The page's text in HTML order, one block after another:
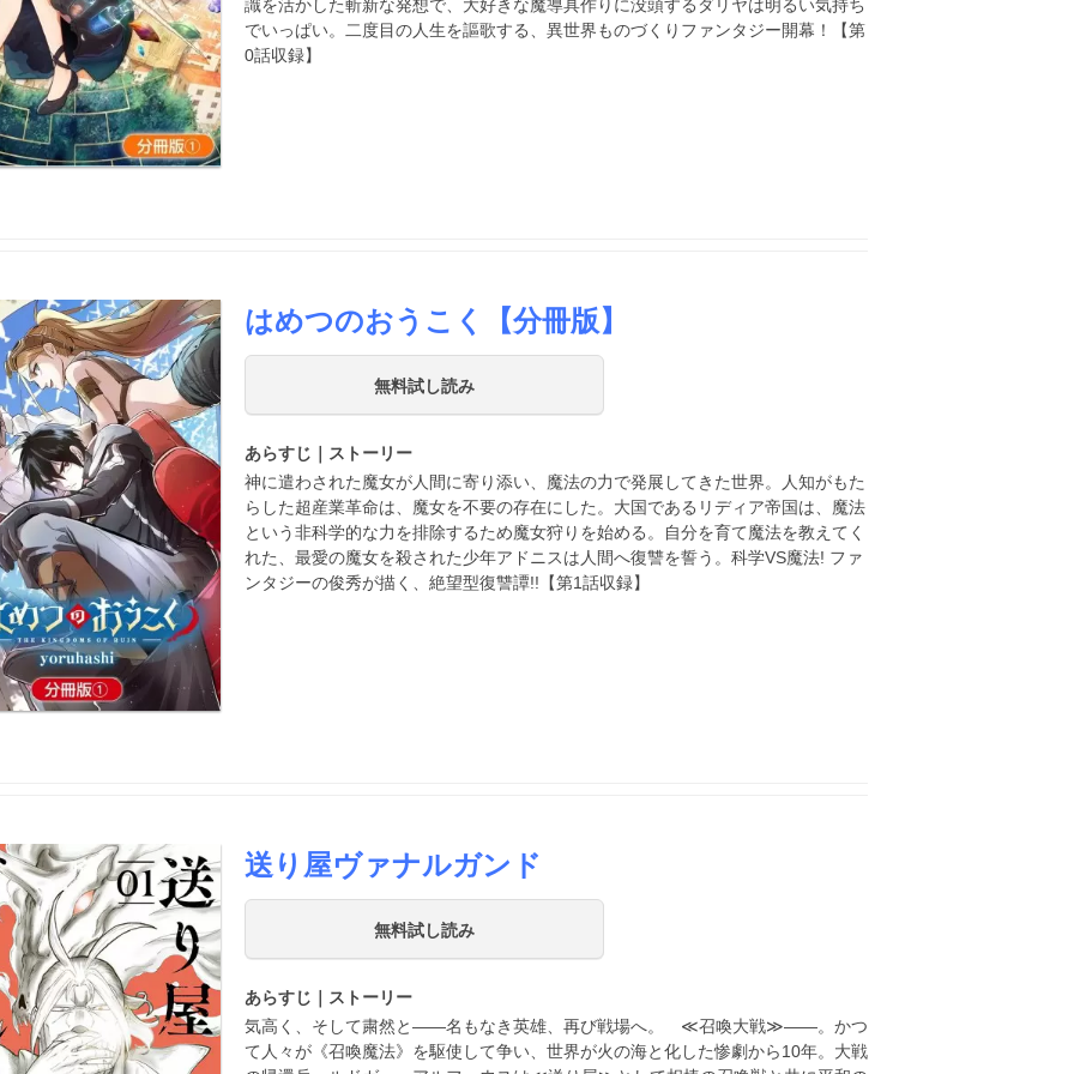
識を活かした斬新な発想で、大好きな魔導具作りに没頭するダリヤは明るい気持ち
でいっぱい。二度目の人生を謳歌する、異世界ものづくりファンタジー開幕！【第
0話収録】
はめつのおうこく【分冊版】
無料試し読み
あらすじ｜ストーリー
神に遣わされた魔女が人間に寄り添い、魔法の力で発展してきた世界。人知がもた
らした超産業革命は、魔女を不要の存在にした。大国であるリディア帝国は、魔法
という非科学的な力を排除するため魔女狩りを始める。自分を育て魔法を教えてく
れた、最愛の魔女を殺された少年アドニスは人間へ復讐を誓う。科学VS魔法! ファ
ンタジーの俊秀が描く、絶望型復讐譚!!【第1話収録】
送り屋ヴァナルガンド
無料試し読み
あらすじ｜ストーリー
気高く、そして粛然と――名もなき英雄、再び戦場へ。 ≪召喚大戦≫――。かつ
て人々が《召喚魔法》を駆使して争い、世界が火の海と化した惨劇から10年。大戦